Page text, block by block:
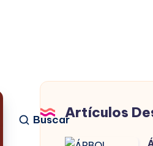
BuscarArtículos